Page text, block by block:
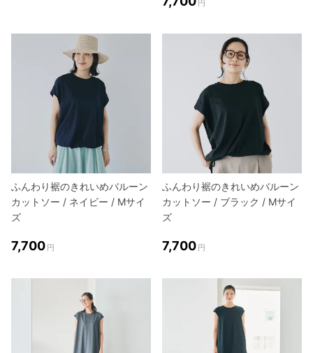
円
ふんわり裾のきれいめバルーン
カットソー / ネイビー / Mサイ
ズ
7,700 円
ふんわり裾のきれいめバルーン
カットソー / ブラック / Mサイ
ズ
7,700 円